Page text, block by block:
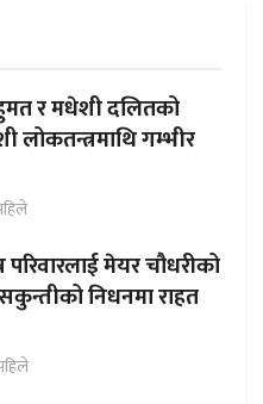
र मधेशी दलितको
लोकतन्त्रमाथि गम्भीर
परिवारलाई मेयर चौधरीको
निधनमा राहत